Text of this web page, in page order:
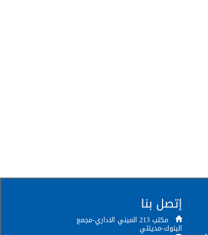
إتصل بنا
مكتب 213 المبني الاداري-مجمع
البنوك-مدينتي